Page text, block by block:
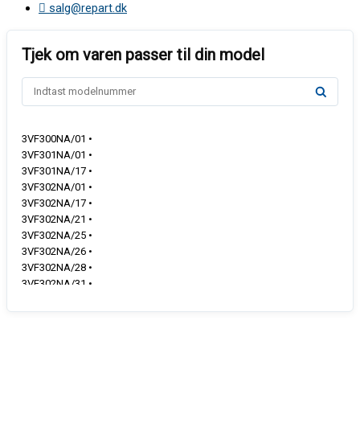
salg@repart.dk
3VF300NA/01 •
3VF301NA/01 •
3VF301NA/17 •
3VF302NA/01 •
3VF302NA/17 •
3VF302NA/21 •
3VF302NA/25 •
3VF302NA/26 •
3VF302NA/28 •
3VF302NA/31 •
3VF303NA/01 •